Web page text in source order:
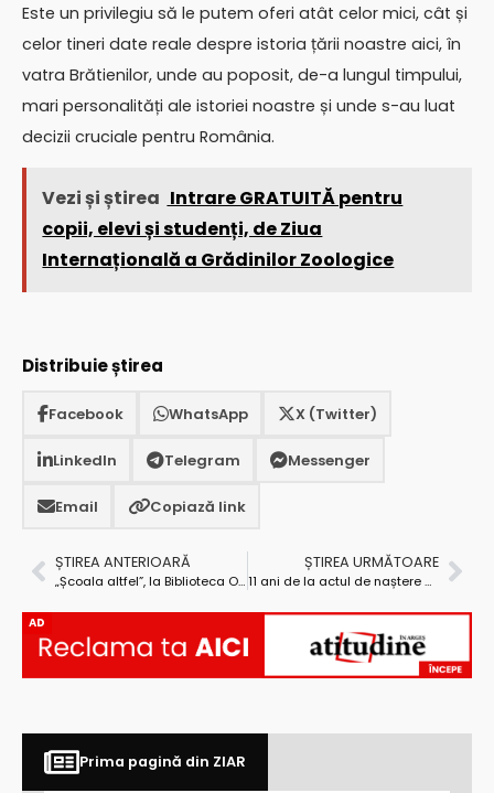
Este un privilegiu să le putem oferi atât celor mici, cât și
celor tineri date reale despre istoria țării noastre aici, în
vatra Brătienilor, unde au poposit, de-a lungul timpului,
mari personalități ale istoriei noastre și unde s-au luat
decizii cruciale pentru România.
Vezi și știrea Intrare GRATUITĂ pentru
copii, elevi și studenți, de Ziua
Internațională a Grădinilor Zoologice
Distribuie știrea
Facebook WhatsApp X (Twitter)
LinkedIn Telegram Messenger
Email Copiază link
ȘTIREA ANTERIOARĂ
„Școala altfel”, la Biblioteca Orășenească Topoloveni
ȘTIREA URMĂTOARE
11 ani de la actul de naștere al noului sediu al Filarmonicii Pitești
AD
Prima pagină din ZIAR